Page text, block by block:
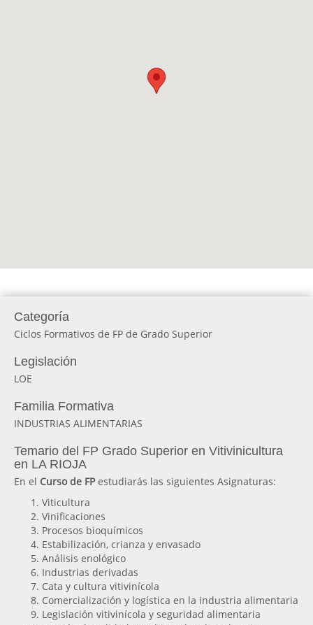
Categoría
Ciclos Formativos de FP de Grado Superior
Legislación
LOE
Familia Formativa
INDUSTRIAS ALIMENTARIAS
Temario del FP Grado Superior en Vitivinicultura
en LA RIOJA
En el Curso de FPestudiarás las siguientes Asignaturas:
Viticultura
Vinificaciones
Procesos bioquímicos
Estabilización, crianza y envasado
Análisis enológico
Industrias derivadas
Cata y cultura vitivinícola
Comercialización y logística en la industria alimentaria
Legislación vitivinícola y seguridad alimentaria